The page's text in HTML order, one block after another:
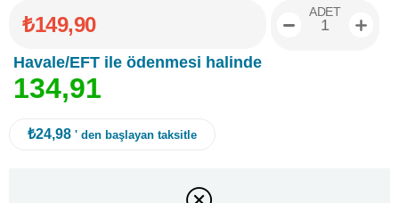
₺149,90
Havale/EFT ile ödenmesi halinde
134,91
ADET
₺24,98 ' den başlayan taksitle